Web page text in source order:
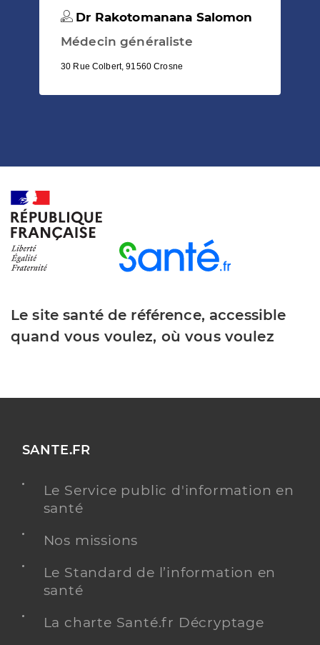
Dr Rakotomanana Salomon
Médecin généraliste
30 Rue Colbert, 91560 Crosne
Le site santé de référence, accessible
quand vous voulez, où vous voulez
SANTE.FR
Le Service public d'information en
santé
Nos missions
Le Standard de l’information en
santé
La charte Santé.fr Décryptage